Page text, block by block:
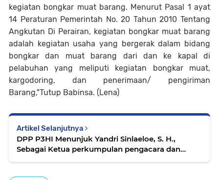
kegiatan bongkar muat barang. Menurut Pasal 1 ayat
14 Peraturan Pemerintah No. 20 Tahun 2010 Tentang
Angkutan Di Perairan, kegiatan bongkar muat barang
adalah kegiatan usaha yang bergerak dalam bidang
bongkar dan muat barang dari dan ke kapal di
pelabuhan yang meliputi kegiatan bongkar muat,
kargodoring, dan penerimaan/ pengiriman
Barang,"Tutup Babinsa. (Lena)
Artikel Selanjutnya
DPP P3HI Menunjuk Yandri Sinlaeloe, S. H.,
Sebagai Ketua perkumpulan pengacara dan